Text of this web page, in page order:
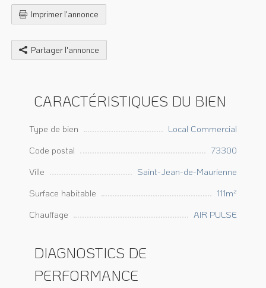
Imprimer l'annonce
Partager l'annonce
CARACTÉRISTIQUES DU BIEN
Type de bien
Local Commercial
Code postal
73300
Ville
Saint-Jean-de-Maurienne
Surface habitable
111m²
Chauffage
AIR PULSE
DIAGNOSTICS DE
PERFORMANCE